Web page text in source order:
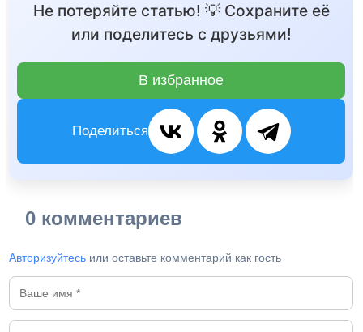
Не потеряйте статью! 💡 Сохраните её
или поделитесь с друзьями!
В избранное
Поделиться
0 комментариев
Авторизуйтесь или оставьте комментарий как гость